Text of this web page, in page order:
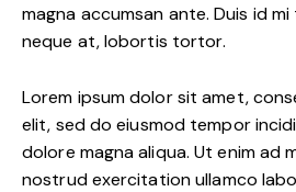
magna accumsan ante. Duis id
neque at, lobortis tortor.
Lorem ipsum dolor sit amet,
elit, sed do eiusmod tempor
dolore magna aliqua. Ut enim ad
nostrud exercitation ullamco